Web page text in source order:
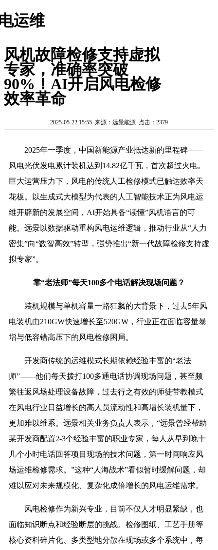
运维
风机故障检修支持虚拟
专家，准确率突破
90%！AI开启风电检修
效率革命
2025-05-22 15:55 来源：远景能源 点击：2379
2025年一季度，中国新能源产业抵达新的里程碑——
风电光伏发电累计装机达到14.82亿千瓦，首次超过火电。
巨大运营压力下，风电的传统人工检修模式已触达效率天
花板。以生成式大模型为代表的人工智能技术正为风电运
维开辟新的发展空间，AI开始具备“读懂”风机语言的可
能。远景以数据驱动重构风电运维逻辑，推动行业从“人力
密集”向“数智高效”转型，强势推出“新一代故障检修支持虚
拟专家”。
靠“老法师”每天100多个电话解决现场问题？
装机规模与单机容量一路狂飙的大背景下，过去5年风
电装机由210GW快速增长至520GW，行业正在面临容量暴
增与低容错高压下的风电检修困局。
开发商传统的运维模式长期依赖经验丰富的“老法
师”——他们每天拨打100多通电话协调现场问题，甚至频
繁往返风场处理设备故障，过去行之有效的师徒带教模式
在风电行业日益增长的高人员流动性和高增长装机量下，
更加难以维系。远景相关业务负责人表示，“远景曾经帮助
某开发商配置2-3个经验丰富的职业专家，每人从早到晚十
几个小时电话回答项目现场的技术问题，第一时间响应风
场运维检修需求。”这种“人海战术”看似暂时缓解问题，却
难以应对未来规模化、复杂化成倍增长的风电运维需求。
风电检修作为新兴专业，目前不仅人才明显紧缺，也
面临知识断点和经验断层的挑战。检修图纸、工艺手册等
核心资料碎片化、多类型地分散在现场或多个系统中，每